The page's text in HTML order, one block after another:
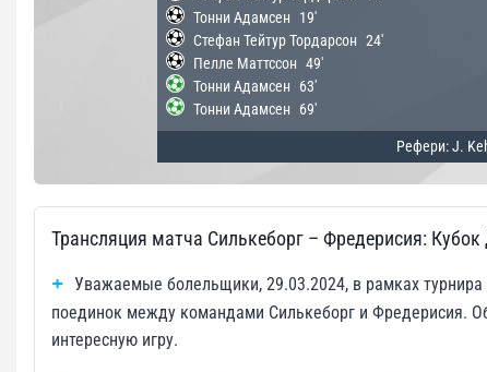
Тонни Адамсен
19'
Стефан Тейтур Тордарсон 24'
Пелле Маттссон 49'
Тонни Адамсен
63'
Тонни Адамсен
69'
Рефери: J.
Трансляция матча Силькеборг – Фредерисия:
Уважаемые болельщики, 29.03.2024, в рамках
поединок между командами Силькеборг и Фредерисия.
интересную игру.